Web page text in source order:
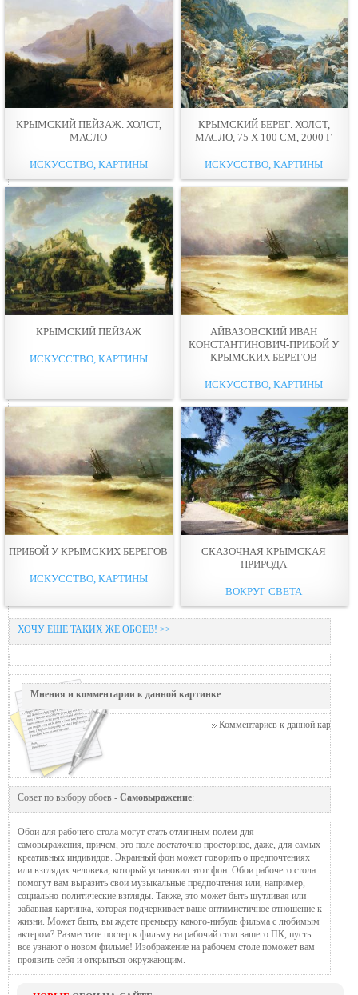
КРЫМСКИЙ ПЕЙЗАЖ. ХОЛСТ,
МАСЛО
ИСКУССТВО, КАРТИНЫ
КРЫМСКИЙ БЕРЕГ. ХОЛСТ,
МАСЛО, 75 Х 100 СМ, 2000 Г
ИСКУССТВО, КАРТИНЫ
КРЫМСКИЙ ПЕЙЗАЖ
ИСКУССТВО, КАРТИНЫ
АЙВАЗОВСКИЙ ИВАН
КОНСТАНТИНОВИЧ-ПРИБОЙ У
КРЫМСКИХ БЕРЕГОВ
ИСКУССТВО, КАРТИНЫ
ПРИБОЙ У КРЫМСКИХ БЕРЕГОВ
ИСКУССТВО, КАРТИНЫ
СКАЗОЧНАЯ КРЫМСКАЯ
ПРИРОДА
ВОКРУГ СВЕТА
ХОЧУ ЕЩЕ ТАКИХ ЖЕ ОБОЕВ! >>
Мнения и комментарии к данной картинке
Комментариев к данной картинке
Совет по выбору обоев - Самовыражение:
Обои для рабочего стола могут стать отличным полем для
самовыражения, причем, это поле достаточно просторное, даже, для самых
креативных индивидов. Экранный фон может говорить о предпочтениях
или взглядах человека, который установил этот фон. Обои рабочего стола
помогут вам выразить свои музыкальные предпочтения или, например,
социально-политические взгляды. Также, это может быть шутливая или
забавная картинка, которая подчеркивает ваше оптимистичное отношение к
жизни. Может быть, вы ждете премьеру какого-нибудь фильма с любимым
актером? Разместите постер к фильму на рабочий стол вашего ПК, пусть
все узнают о новом фильме! Изображение на рабочем столе поможет вам
проявить себя и открыться окружающим.